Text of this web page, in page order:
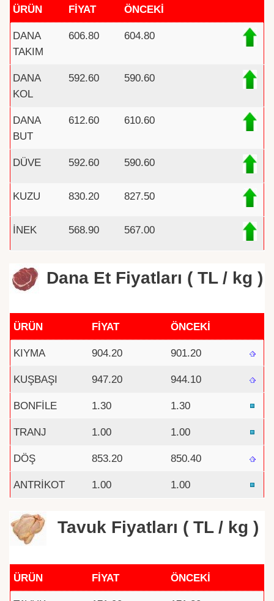
ÜRÜN
FİYAT ÖNCEKİ
DANA
TAKIM
606.80 604.80
DANA
KOL
592.60 590.60
DANA
BUT
612.60 610.60
DÜVE 592.60 590.60
KUZU 830.20 827.50
İNEK 568.90 567.00
Dana Et Fiyatları ( TL / kg )
ÜRÜN FİYAT ÖNCEKİ
KIYMA 904.20 901.20
KUŞBAŞI 947.20 944.10
BONFİLE 1.30 1.30
TRANJ 1.00 1.00
DÖŞ 853.20 850.40
ANTRİKOT 1.00 1.00
Tavuk Fiyatları ( TL / kg )
ÜRÜN FİYAT ÖNCEKİ